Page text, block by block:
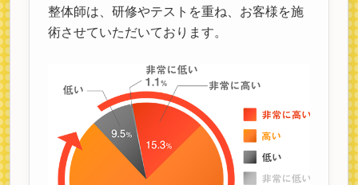
整体師は、研修やテストを重ね、お客様を施
術させていただいております。